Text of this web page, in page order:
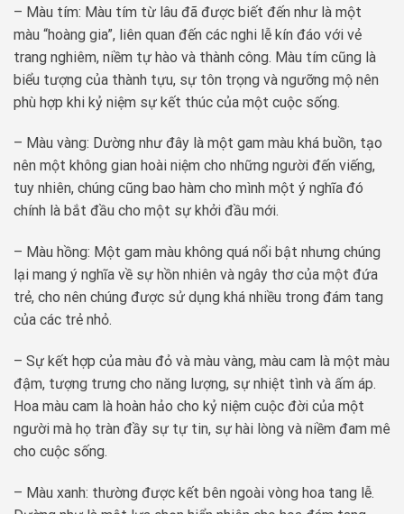
– Màu tím: Màu tím từ lâu đã được biết đến như là một
màu “hoàng gia”, liên quan đến các nghi lễ kín đáo với vẻ
trang nghiêm, niềm tự hào và thành công. Màu tím cũng là
biểu tượng của thành tựu, sự tôn trọng và ngưỡng mộ nên
phù hợp khi kỷ niệm sự kết thúc của một cuộc sống.
– Màu vàng: Dường như đây là một gam màu khá buồn, tạo
nên một không gian hoài niệm cho những người đến viếng,
tuy nhiên, chúng cũng bao hàm cho mình một ý nghĩa đó
chính là bắt đầu cho một sự khởi đầu mới.
– Màu hồng: Một gam màu không quá nổi bật nhưng chúng
lại mang ý nghĩa về sự hồn nhiên và ngây thơ của một đứa
trẻ, cho nên chúng được sử dụng khá nhiều trong đám tang
của các trẻ nhỏ.
– Sự kết hợp của màu đỏ và màu vàng, màu cam là một màu
đậm, tượng trưng cho năng lượng, sự nhiệt tình và ấm áp.
Hoa màu cam là hoàn hảo cho kỷ niệm cuộc đời của một
người mà họ tràn đầy sự tự tin, sự hài lòng và niềm đam mê
cho cuộc sống.
– Màu xanh: thường được kết bên ngoài vòng hoa tang lễ.